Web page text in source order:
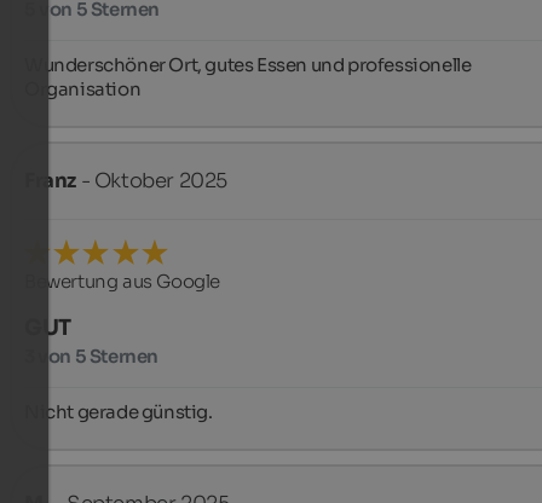
5 von 5 Sternen
Wunderschöner Ort, gutes Essen und professionelle
Organisation ️
Franz - Oktober 2025
Bewertung aus Google
GUT
3 von 5 Sternen
Nicht gerade günstig.